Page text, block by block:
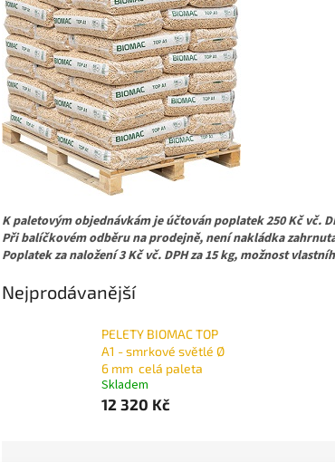
K paletovým objednávkám je účtován poplatek 250 Kč vč.
Při balíčkovém odběru na prodejně, není nakládka
Poplatek za naložení 3 Kč vč. DPH za 15 kg, možnost
Nejprodávanější
PELETY BIOMAC TOP
A1 - smrkové světlé Ø
6 mm celá paleta
Skladem
12 320 Kč